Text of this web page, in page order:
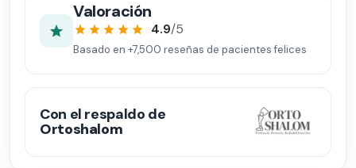
Valoración
4.9/5
Basado en +7,500 reseñas de pacientes felices
Con el respaldo de
Ortoshalom